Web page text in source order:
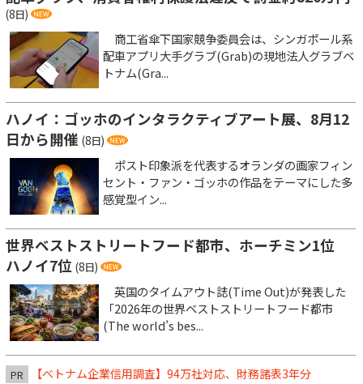
(8日)
商工省傘下国家競争委員会は、シンガポール系
配車アプリ大手グラブ(Grab)の現地法人グラブベ
トナム(Gra...
ハノイ：ゴッホのインタラクティブアート展、8月12
日から開催 (8日)
ポスト印象派を代表するオランダの画家フィン
セント・ファン・ゴッホの作品をテーマにした多
感覚型イン...
世界ベストストリートフード都市、ホーチミン1位
ハノイ7位 (8日)
英国のタイムアウト誌(Time Out)が発表した
「2026年の世界ベストストリートフード都市
(The world’s bes...
PR 【ベトナム企業信用調査】94万社対応、財務諸表3年分